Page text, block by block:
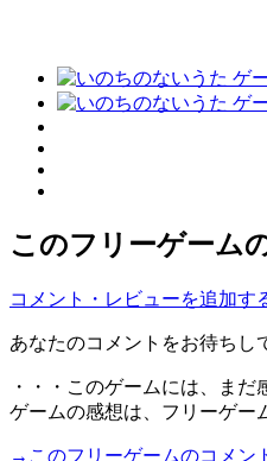
このフリーゲーム
コメント・レビューを追加す
あなたのコメントをお待ちし
・・・このゲームには、ま
ゲームの感想は、フリーゲー
→このフリーゲームのコメン